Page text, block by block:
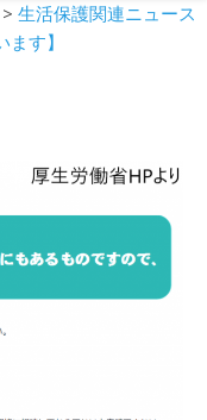
> 生活保護関連ニュース
す】